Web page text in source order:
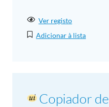
Ver registo
Adicionar à lista
Copiador de